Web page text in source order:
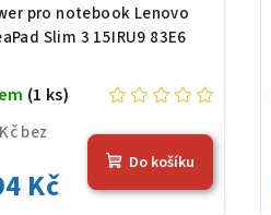
V, 4156 mAh (47
Wh), černá
pro notebook Lenovo
Slim 3 15IRU9 83E6
bez
Kč
(1 ks)
Do košíku